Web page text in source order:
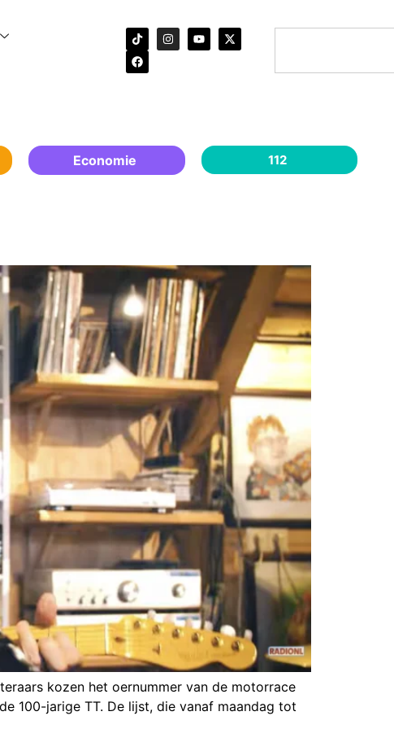
Economie 112
kozen het oernummer van de motorrace
100-jarige TT. De lijst, die vanaf maandag tot